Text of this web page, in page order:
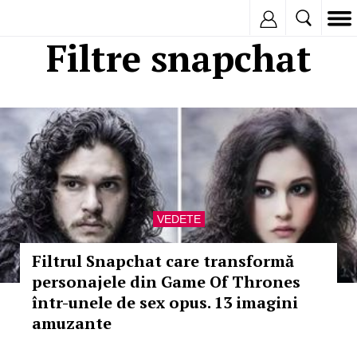
Filtre snapchat
VEDETE
Filtrul Snapchat care transformă
personajele din Game Of Thrones
într-unele de sex opus. 13 imagini
amuzante